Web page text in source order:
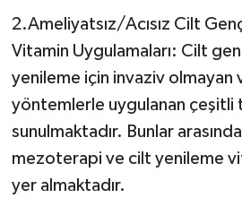
2.Ameliyatsız/Acısız Cilt
Vitamin Uygulamaları: Cilt
yenileme için invaziv olmayan
yöntemlerle uygulanan çeşitli
sunulmaktadır. Bunlar
mezoterapi ve cilt yenileme
yer almaktadır.